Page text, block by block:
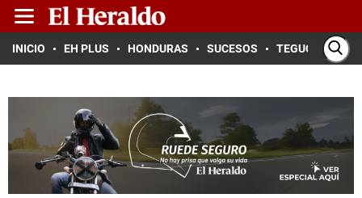
INICIO EH PLUS HONDURAS SUCESOS TEGUCIGALPA